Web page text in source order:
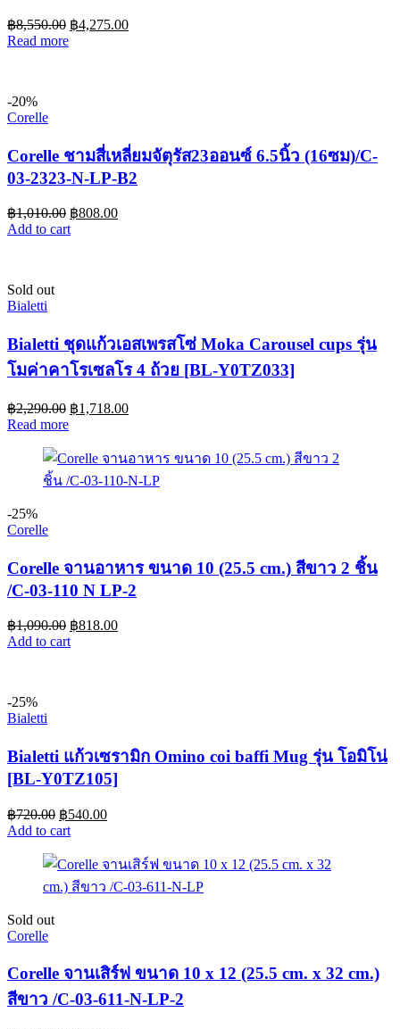
฿8,550.00 ฿4,275.00
Read more
-20%
Corelle
Corelle ชามสี่เหลี่ยมจัตุรัส23ออนซ์ 6.5นิ้ว (16ซม)/C-
03-2323-N-LP-B2
฿1,010.00 ฿808.00
Add to cart
Sold out
Bialetti
Bialetti ชุดแก้วเอสเพรสโซ่ Moka Carousel cups รุ่น
โมค่าคาโรเซลโร 4 ถ้วย [BL-Y0TZ033]
฿2,290.00 ฿1,718.00
Read more
-25%
Corelle
Corelle จานอาหาร ขนาด 10 (25.5 cm.) สีขาว 2 ชิ้น
/C-03-110 N LP-2
฿1,090.00 ฿818.00
Add to cart
-25%
Bialetti
Bialetti แก้วเซรามิก Omino coi baffi Mug รุ่น โอมิโน่
[BL-Y0TZ105]
฿720.00 ฿540.00
Add to cart
Sold out
Corelle
Corelle จานเสิร์ฟ ขนาด 10 x 12 (25.5 cm. x 32 cm.)
สีขาว /C-03-611-N-LP-2